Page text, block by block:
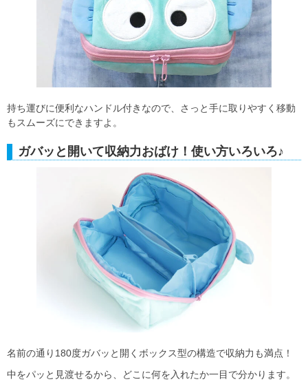
持ち運びに便利なハンドル付きなので、さっと手に取りやすく移動
もスムーズにできますよ。
ガバッと開いて収納力おばけ！使い方いろいろ♪
名前の通り180度ガバッと開くボックス型の構造で収納力も満点！
中をパッと見渡せるから、どこに何を入れたか一目で分かります。